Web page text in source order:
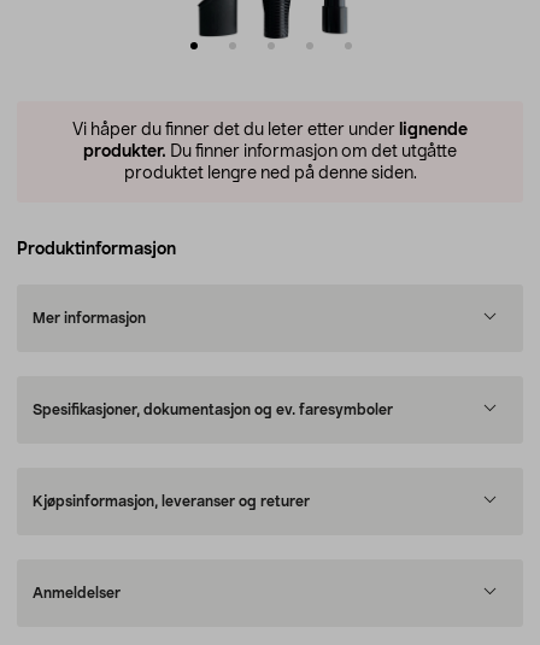
Vi håper du finner det du leter etter under lignende
produkter. Du finner informasjon om det utgåtte
produktet lengre ned på denne siden.
Produktinformasjon
Mer informasjon
Spesifikasjoner, dokumentasjon og ev. faresymboler
Kjøpsinformasjon, leveranser og returer
Anmeldelser